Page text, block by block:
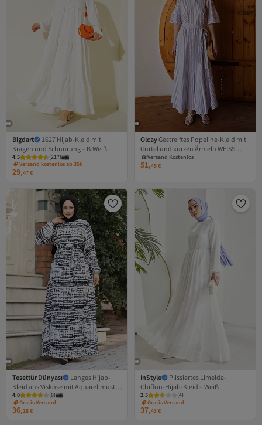
Bigdart
1627 Hijab-Kleid mit
Kragen und Schnürung – B.Weiß
4.5 (217)
Versand kostenlos ab 35€
29,47€
OlcayGestreiftes Popeline-Kleid mit
Gürtel und kurzen Ärmeln WEISS
9317-E
Tiefstpreis (30 Tage)
Versand Kostenlos
Gratis Versand
Tiefstpreis (30 Tage)
51,45€
Tesettür Dünyası
Langes Hijab-
Kleid aus Viskose mit Aquarellmuster
und Gürtel an der Taille TSD240324
4.0 (8)
Versand Kostenlos
Gratis Versand
Versand Kostenlos
36,18€
InStyle
Plissiertes Limelda-
Chiffon-Hijab-Kleid – Weiß
2.5 (4)
Versand Kostenlos
Gratis Versand
Versand Kostenlos
37,43€